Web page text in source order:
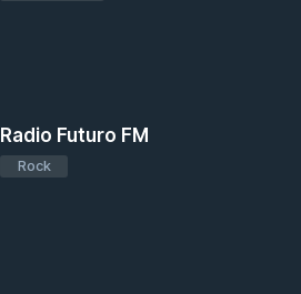
Radio Futuro FM
Rock